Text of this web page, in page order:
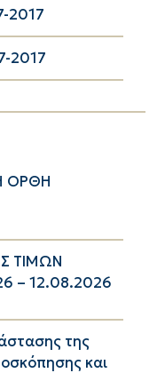
2017
2017
ΟΡΘΗ
ΤΙΜΩΝ
– 12.08.2026
της
και